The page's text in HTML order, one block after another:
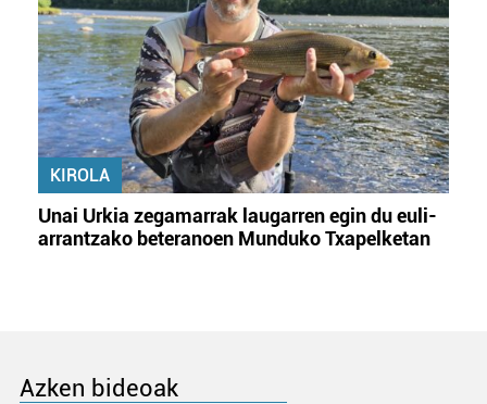
KIROLA
Unai Urkia zegamarrak laugarren egin du euli-
arrantzako beteranoen Munduko Txapelketan
Azken bideoak